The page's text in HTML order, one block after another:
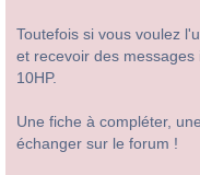
Toutefois si vous voulez
et recevoir des
10HP.
Une fiche à compléter,
échanger sur le forum !